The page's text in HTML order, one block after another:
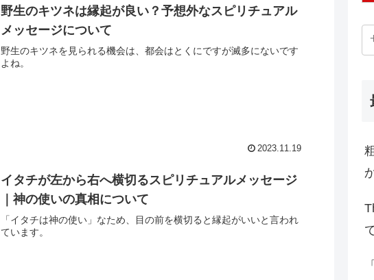
野生のキツネは縁起が良い？予想外なスピリチュアル
メッセージについて
野生のキツネを見られる機会は、都会はとくにですが滅多にないです
よね。
2023.11.19
イタチが左から右へ横切るスピリチュアルメッセージ
｜神の使いの真相について
「イタチは神の使い」なため、目の前を横切ると縁起がいいと言われ
ています。